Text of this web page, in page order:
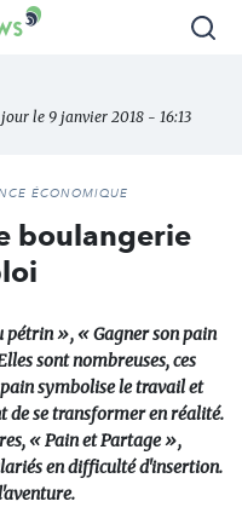
le 9 janvier 2018 - 16:13
ÉCONOMIQUE
boulangerie
», « Gagner son pain
sont nombreuses, ces
symbolise le travail et
de se transformer en réalité.
« Pain et Partage »,
en difficulté d'insertion.